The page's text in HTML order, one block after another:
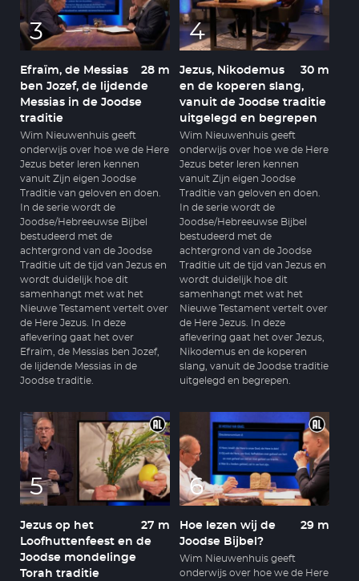
3
28 m
Efraïm, de Messias
ben Jozef, de lijdende
Messias in de Joodse
traditie
Wim Nieuwenhuis geeft
onderwijs over hoe we de Here
Jezus beter leren kennen
vanuit Zijn eigen Joodse
Traditie van geloven en doen.
In de serie wordt de
Joodse/Hebreeuwse Bijbel
bestudeerd met de
achtergrond van de Joodse
Traditie uit de tijd van Jezus en
wordt duidelijk hoe dit
samenhangt met wat het
Nieuwe Testament vertelt over
de Here Jezus. In deze
aflevering gaat het over
Efraïm, de Messias ben Jozef,
de lijdende Messias in de
Joodse traditie.
4
30 m
Jezus, Nikodemus
en de koperen slang,
vanuit de Joodse traditie
uitgelegd en begrepen
Wim Nieuwenhuis geeft
onderwijs over hoe we de Here
Jezus beter leren kennen
vanuit Zijn eigen Joodse
Traditie van geloven en doen.
In de serie wordt de
Joodse/Hebreeuwse Bijbel
bestudeerd met de
achtergrond van de Joodse
Traditie uit de tijd van Jezus en
wordt duidelijk hoe dit
samenhangt met wat het
Nieuwe Testament vertelt over
de Here Jezus. In deze
aflevering gaat het over Jezus,
Nikodemus en de koperen
slang, vanuit de Joodse traditie
uitgelegd en begrepen.
5
27 m
Jezus op het
Loofhuttenfeest en de
Joodse mondelinge
Torah traditie
6
29 m
Hoe lezen wij de
Joodse Bijbel?
Wim Nieuwenhuis geeft
onderwijs over hoe we de Here